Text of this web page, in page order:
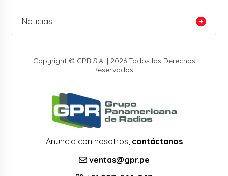
Noticias
Copyright © GPR S.A. | 2026 Todos los Derechos
Reservados.
Anuncia con nosotros, contáctanos
ventas@gpr.pe